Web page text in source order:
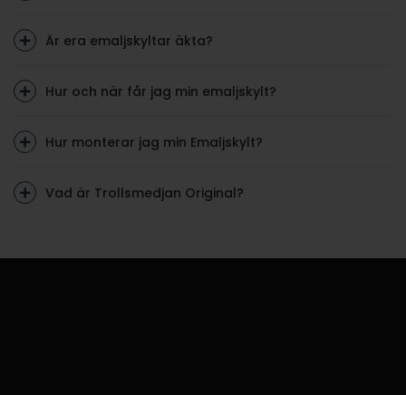
Är era emaljskyltar äkta?
Hur och när får jag min emaljskylt?
Hur monterar jag min Emaljskylt?
Vad är Trollsmedjan Original?